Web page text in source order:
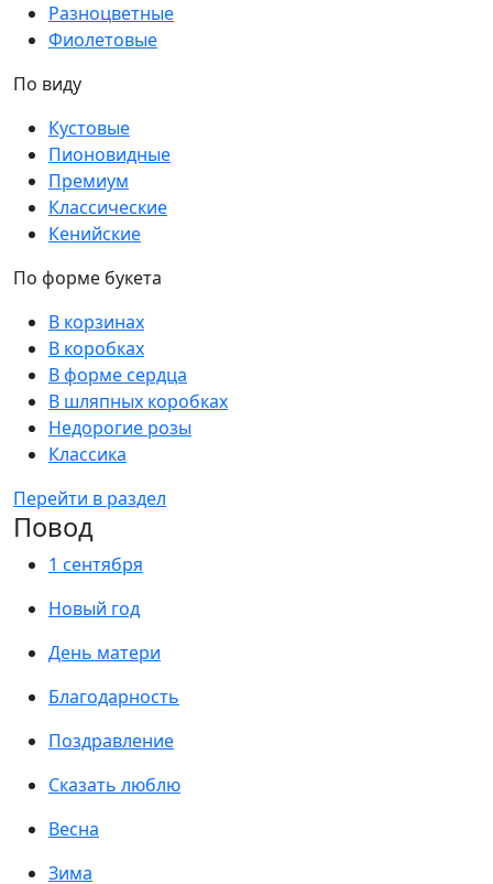
Разноцветные
Фиолетовые
По виду
Кустовые
Пионовидные
Премиум
Классические
Кенийские
По форме букета
В корзинах
В коробках
В форме сердца
В шляпных коробках
Недорогие розы
Классика
Перейти в раздел
Повод
1 сентября
Новый год
День матери
Благодарность
Поздравление
Сказать люблю
Весна
Зима